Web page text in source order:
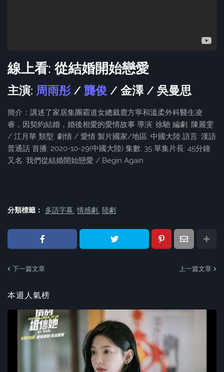
線上看: 從結婚開始戀愛
主演: 周雨彤/ 龔俊 / 金澤 / 吳曼思
簡介：講述了家居集團霸道女總裁鹿方寧和溫柔外科醫生凌
睿，因契約結婚，婚後相愛的愛情故事 導演: 徐馳 編劇: 陳麗雯
/ 江月華 類型: 劇情 / 愛情 製片國家/地區: 中國大陸 語言: 漢語
普通話 首播: 2020-10-29(中國大陸) 集數: 35 單集片長: 45分鐘
又名: 我們從結婚開始戀愛 / Begin Again
分類標籤： 多語字幕 情感劇 陸劇
下一篇文章 上一篇文章
本週人氣榜